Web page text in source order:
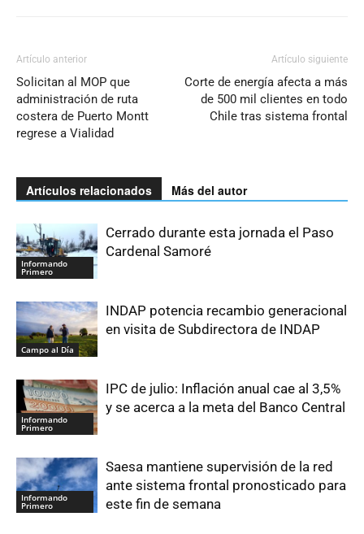
Artículo anterior
Solicitan al MOP que
administración de ruta
costera de Puerto Montt
regrese a Vialidad
Artículo siguiente
Corte de energía afecta a más
de 500 mil clientes en todo
Chile tras sistema frontal
Artículos relacionados Más del autor
Informando
Primero
Cerrado durante esta jornada el Paso
Cardenal Samoré
Campo al Día
INDAP potencia recambio generacional
en visita de Subdirectora de INDAP
Informando
Primero
IPC de julio: Inflación anual cae al 3,5%
y se acerca a la meta del Banco Central
Informando
Primero
Saesa mantiene supervisión de la red
ante sistema frontal pronosticado para
este fin de semana